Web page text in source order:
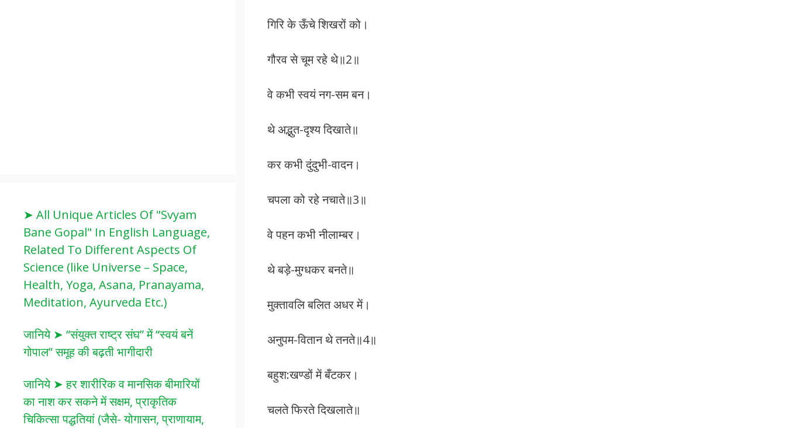
गिरि के ऊँचे शिखरों को।
गौरव से चूम रहे थे॥2॥
वे कभी स्वयं नग-सम बन।
थे अद्भुत-दृश्य दिखाते॥
कर कभी दुंदुभी-वादन।
चपला को रहे नचाते॥3॥
वे पहन कभी नीलाम्बर।
थे बड़े-मुग्धकर बनते॥
मुक्तावलि बलित अधर में।
अनुपम-वितान थे तनते॥4॥
बहुश:खण्डों में बँटकर।
चलते फिरते दिखलाते॥
➤ All Unique Articles Of "Svyam
Bane Gopal" In English Language,
Related To Different Aspects Of
Science (like Universe – Space,
Health, Yoga, Asana, Pranayama,
Meditation, Ayurveda Etc.)
जानिये ➤ “संयुक्त राष्ट्र संघ” में “स्वयं बनें
गोपाल” समूह की बढ़ती भागीदारी
जानिये ➤ हर शारीरिक व मानसिक बीमारियों
का नाश कर सकने में सक्षम, प्राकृतिक
चिकित्सा पद्धतियां (जैसे- योगासन, प्राणायाम,